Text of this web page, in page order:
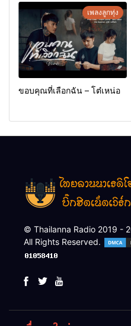
เพลงลูกทุ่ง
ขอบคุณที่เลือกฉัน – โต๋เหน่อ
© Thailanna Radio 2019 -
All Rights Reserved.